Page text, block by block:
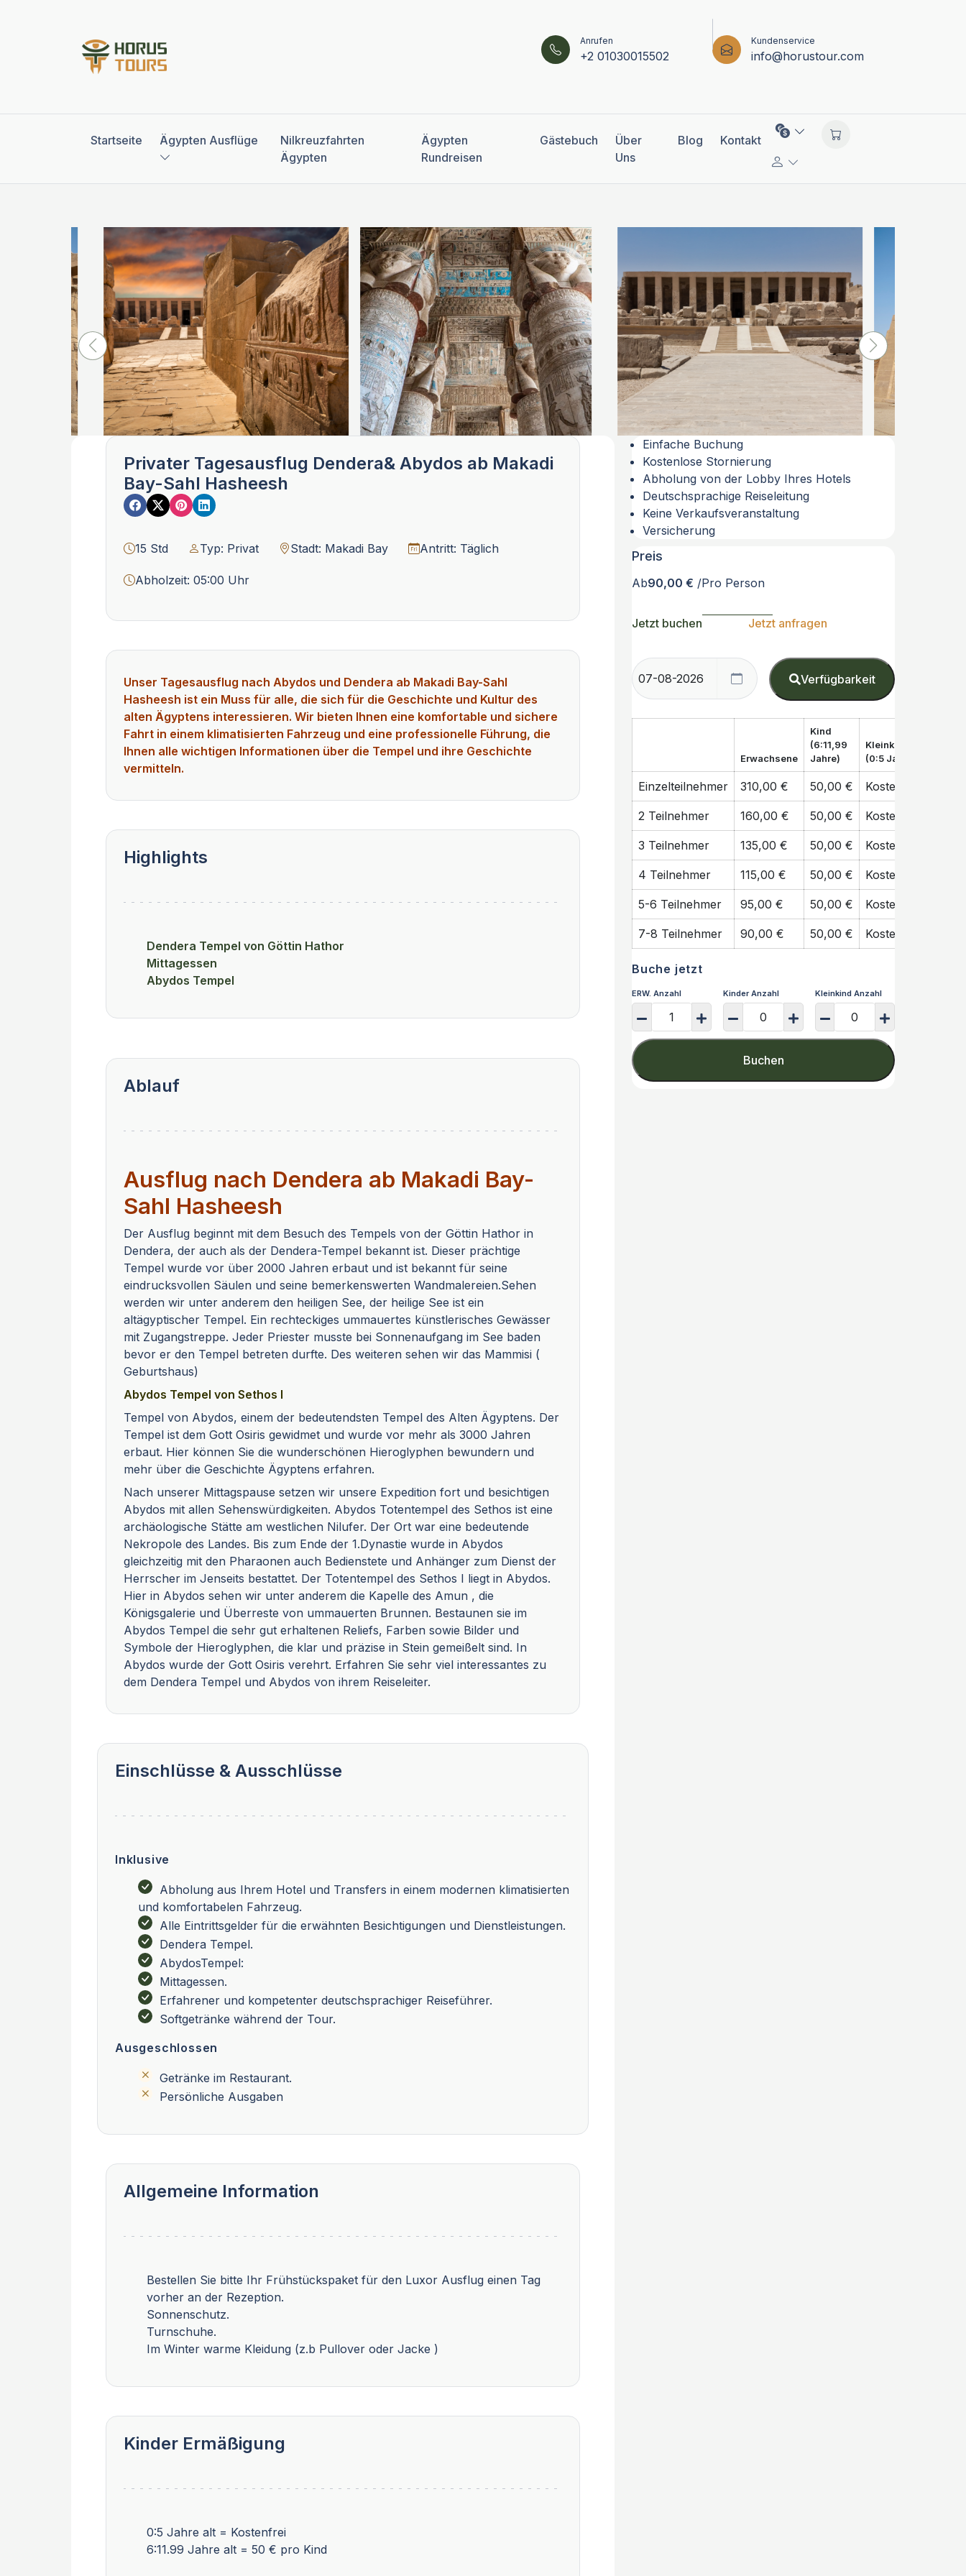
Anrufen
+2 01030015502
Kundenservice
info@horustour.com
Startseite Ägypten Ausflüge
Nilkreuzfahrten
Ägypten
Ägypten
Rundreisen
Gästebuch
Über
Uns
Blog Kontakt
Privater Tagesausflug Dendera& Abydos ab Makadi
Bay-Sahl Hasheesh
15 Std Typ: Privat Stadt: Makadi Bay Antritt: Täglich
Abholzeit: 05:00 Uhr
Unser Tagesausflug nach Abydos und Dendera ab Makadi Bay-Sahl
Hasheesh ist ein Muss für alle, die sich für die Geschichte und Kultur des
alten Ägyptens interessieren. Wir bieten Ihnen eine komfortable und sichere
Fahrt in einem klimatisierten Fahrzeug und eine professionelle Führung, die
Ihnen alle wichtigen Informationen über die Tempel und ihre Geschichte
vermitteln.
Highlights
Dendera Tempel von Göttin Hathor
Mittagessen
Abydos Tempel
Ablauf
Ausflug nach Dendera ab Makadi Bay-
Sahl Hasheesh
Der Ausflug beginnt mit dem Besuch des Tempels von der Göttin Hathor in
Dendera, der auch als der Dendera-Tempel bekannt ist. Dieser prächtige
Tempel wurde vor über 2000 Jahren erbaut und ist bekannt für seine
eindrucksvollen Säulen und seine bemerkenswerten Wandmalereien.Sehen
werden wir unter anderem den heiligen See, der heilige See ist ein
altägyptischer Tempel. Ein rechteckiges ummauertes künstlerisches Gewässer
mit Zugangstreppe. Jeder Priester musste bei Sonnenaufgang im See baden
bevor er den Tempel betreten durfte. Des weiteren sehen wir das Mammisi (
Geburtshaus)
Abydos Tempel von Sethos I
Tempel von Abydos, einem der bedeutendsten Tempel des Alten Ägyptens. Der
Tempel ist dem Gott Osiris gewidmet und wurde vor mehr als 3000 Jahren
erbaut. Hier können Sie die wunderschönen Hieroglyphen bewundern und
mehr über die Geschichte Ägyptens erfahren.
Nach unserer Mittagspause setzen wir unsere Expedition fort und besichtigen
Abydos mit allen Sehenswürdigkeiten. Abydos Totentempel des Sethos ist eine
archäologische Stätte am westlichen Nilufer. Der Ort war eine bedeutende
Nekropole des Landes. Bis zum Ende der 1.Dynastie wurde in Abydos
gleichzeitig mit den Pharaonen auch Bedienstete und Anhänger zum Dienst der
Herrscher im Jenseits bestattet. Der Totentempel des Sethos I liegt in Abydos.
Hier in Abydos sehen wir unter anderem die Kapelle des Amun , die
Königsgalerie und Überreste von ummauerten Brunnen. Bestaunen sie im
Abydos Tempel die sehr gut erhaltenen Reliefs, Farben sowie Bilder und
Symbole der Hieroglyphen, die klar und präzise in Stein gemeißelt sind. In
Abydos wurde der Gott Osiris verehrt. Erfahren Sie sehr viel interessantes zu
dem Dendera Tempel und Abydos von ihrem Reiseleiter.
Einschlüsse & Ausschlüsse
Inklusive
Abholung aus Ihrem Hotel und Transfers in einem modernen klimatisierten
und komfortabelen Fahrzeug.
Alle Eintrittsgelder für die erwähnten Besichtigungen und Dienstleistungen.
Dendera Tempel.
AbydosTempel:
Mittagessen.
Erfahrener und kompetenter deutschsprachiger Reiseführer.
Softgetränke während der Tour.
Ausgeschlossen
Getränke im Restaurant.
Persönliche Ausgaben
Allgemeine Information
Bestellen Sie bitte Ihr Frühstückspaket für den Luxor Ausflug einen Tag
vorher an der Rezeption.
Sonnenschutz.
Turnschuhe.
Im Winter warme Kleidung (z.b Pullover oder Jacke )
Kinder Ermäßigung
0:5 Jahre alt = Kostenfrei
6:11.99 Jahre alt = 50 € pro Kind
Einfache Buchung
Kostenlose Stornierung
Abholung von der Lobby Ihres Hotels
Deutschsprachige Reiseleitung
Keine Verkaufsveranstaltung
Versicherung
Preis
Ab90,00 € /Pro Person
Jetzt buchen Jetzt anfragen
Verfügbarkeit
Erwachsene
Kind
(6:11,99
Jahre)
Kleinkind
(0:5 Jahre)
Einzelteilnehmer 310,00 € 50,00 € Kostenfrei
2 Teilnehmer 160,00 € 50,00 € Kostenfrei
3 Teilnehmer 135,00 € 50,00 € Kostenfrei
4 Teilnehmer 115,00 € 50,00 € Kostenfrei
5-6 Teilnehmer 95,00 € 50,00 € Kostenfrei
7-8 Teilnehmer 90,00 € 50,00 € Kostenfrei
Buche jetzt
ERW. Anzahl Kinder Anzahl Kleinkind Anzahl
Buchen